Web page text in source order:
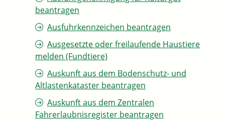
beantragen
Ausfuhrkennzeichen beantragen
Ausgesetzte oder freilaufende Haustiere
melden (Fundtiere)
Auskunft aus dem Bodenschutz- und
Altlastenkataster beantragen
Auskunft aus dem Zentralen
Fahrerlaubnisregister beantragen